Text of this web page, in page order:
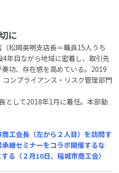
に
松岡英明支店長＝職員15人うち
年目ながら地域に密着し、取引先
功、存在感を高めている。2019
ンプライアンス・リスク管理部門
として2018年1月に着任。本部勤
商工会長（左から２人目）を訪問す
継セミナーをコラボ開催するな
る（２月10日、稲城市商工会）